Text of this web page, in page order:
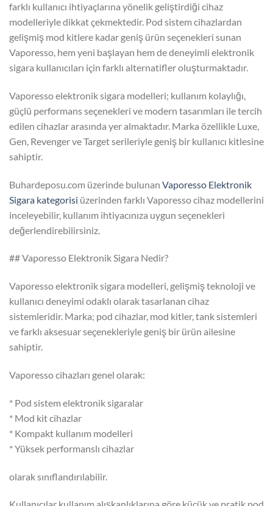
farklı kullanıcı ihtiyaçlarına yönelik geliştirdiği cihaz
modelleriyle dikkat çekmektedir. Pod sistem cihazlardan
gelişmiş mod kitlere kadar geniş ürün seçenekleri sunan
Vaporesso, hem yeni başlayan hem de deneyimli elektronik
sigara kullanıcıları için farklı alternatifler oluşturmaktadır.
Vaporesso elektronik sigara modelleri; kullanım kolaylığı,
güçlü performans seçenekleri ve modern tasarımları ile tercih
edilen cihazlar arasında yer almaktadır. Marka özellikle Luxe,
Gen, Revenger ve Target serileriyle geniş bir kullanıcı kitlesine
sahiptir.
Buhardeposu.com üzerinde bulunan Vaporesso Elektronik
Sigara kategorisi üzerinden farklı Vaporesso cihaz modellerini
inceleyebilir, kullanım ihtiyacınıza uygun seçenekleri
değerlendirebilirsiniz.
## Vaporesso Elektronik Sigara Nedir?
Vaporesso elektronik sigara modelleri, gelişmiş teknoloji ve
kullanıcı deneyimi odaklı olarak tasarlanan cihaz
sistemleridir. Marka; pod cihazlar, mod kitler, tank sistemleri
ve farklı aksesuar seçenekleriyle geniş bir ürün ailesine
sahiptir.
Vaporesso cihazları genel olarak:
* Pod sistem elektronik sigaralar
* Mod kit cihazlar
* Kompakt kullanım modelleri
* Yüksek performanslı cihazlar
olarak sınıflandırılabilir.